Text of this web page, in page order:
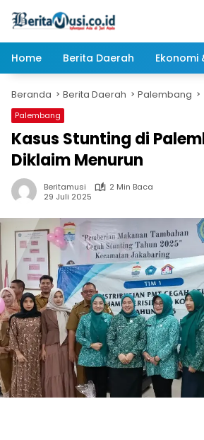
Home
Berita Daerah Ekonomi
Beranda Berita Daerah Palembang
Palembang
Kasus Stunting di
Diklaim Menurun
Beritamusi
2 Min Baca
29 Juli 2025